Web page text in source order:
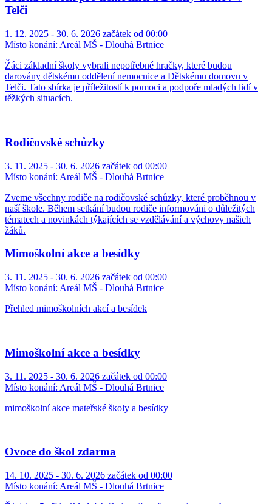
Telči
1. 12. 2025 - 30. 6. 2026 začátek od 00:00
Místo konání: Areál MŠ - Dlouhá Brtnice
Žáci základní školy vybrali nepotřebné hračky, které budou
darovány dětskému oddělení nemocnice a Dětskému domovu v
Telči. Tato sbírka je příležitostí k pomoci a podpoře mladých lidí v
těžkých situacích.
Rodičovské schůzky
3. 11. 2025 - 30. 6. 2026 začátek od 00:00
Místo konání: Areál MŠ - Dlouhá Brtnice
Zveme všechny rodiče na rodičovské schůzky, které proběhnou v
naší škole. Během setkání budou rodiče informováni o důležitých
tématech a novinkách týkajících se vzdělávání a výchovy našich
žáků.
Mimoškolní akce a besídky
3. 11. 2025 - 30. 6. 2026 začátek od 00:00
Místo konání: Areál MŠ - Dlouhá Brtnice
Přehled mimoškolních akcí a besídek
Mimoškolní akce a besídky
3. 11. 2025 - 30. 6. 2026 začátek od 00:00
Místo konání: Areál MŠ - Dlouhá Brtnice
mimoškolní akce mateřské školy a besídky
Ovoce do škol zdarma
14. 10. 2025 - 30. 6. 2026 začátek od 00:00
Místo konání: Areál MŠ - Dlouhá Brtnice